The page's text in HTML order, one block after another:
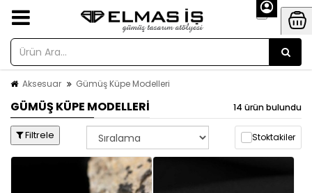
Aksesuar Gümüş Küpe Modelleri
GÜMÜŞ KÜPE MODELLERI 14 ürün bulundu
Filtrele Stoktakiler